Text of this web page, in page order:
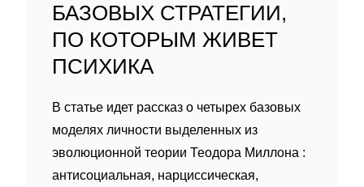
БАЗОВЫХ СТРАТЕГИИ,
ПО КОТОРЫМ ЖИВЕТ
ПСИХИКА
В статье идет рассказ о четырех базовых
моделях личности выделенных из
эволюционной теории Теодора Миллона :
антисоциальная, нарциссическая,